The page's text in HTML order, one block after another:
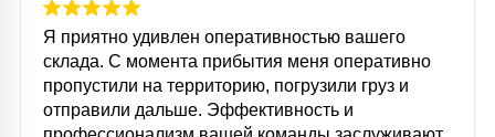
Я приятно удивлен оперативностью вашего
склада. С момента прибытия меня оперативно
пропустили на территорию, погрузили груз и
отправили дальше. Эффективность и